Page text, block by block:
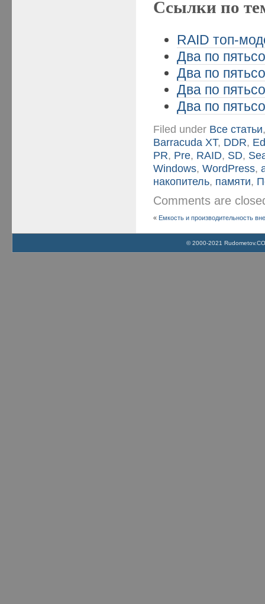
Ссылки по
RAID топ-
Два по
Два по
Два по
Два по
Filed under Все статьи
Barracuda XT, DDR,
PR, Pre, RAID, SD,
Windows,WordPress,
накопитель, памяти,
Comments are
« Емкость и производительность
© 2000-2021